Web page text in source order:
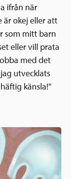
ifrån när
är okej eller att
som mitt barn
eller vill prata
med det
utvecklats
känsla!”